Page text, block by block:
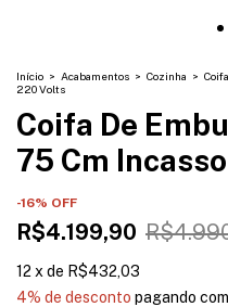
Início > Acabamentos > Cozinha >
220 Volts
Coifa De
75 Cm
-16% OFF
R$4.199,90
12 x de R$432,03
4% de desconto pagando